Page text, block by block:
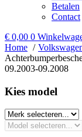
Betalen
Contact
€ 0,00 0
Home
09.2003-09.2008
Kies model​